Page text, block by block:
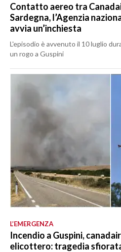
Contatto aereo tra
Sardegna, l’Agenzia
avvia un’inchiesta
L'episodio è avvenuto il 10 luglio
un rogo a Guspini
L’EMERGENZA
Incendio a Guspini,
elicottero: tragedia